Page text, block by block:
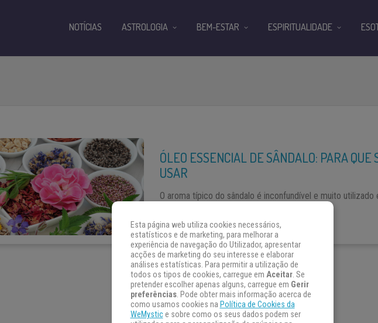
ÓLEO ESSENCIAL DE SÂNDALO: PARA QUE
USAR
O aroma típico do sândalo é inconfundível e muito utilizado
NOTÍCIAS ASTROLOGIA BEM-ESTAR ESPIRITUALIDADE
Esta página web utiliza cookies necessários,
estatísticos e de marketing, para melhorar a
experiência de navegação do Utilizador, apresentar
acções de marketing do seu interesse e elaborar
análises estatísticas. Para permitir a utilização de
todos os tipos de cookies, carregue em Aceitar. Se
pretender escolher apenas alguns, carregue em Gerir
preferências. Pode obter mais informação acerca de
como usamos cookies na Política de Cookies da
WeMystice sobre como os seus dados podem ser